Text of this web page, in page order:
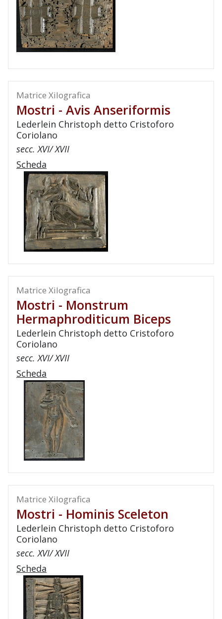
Matrice Xilografica
Mostri - Avis Anseriformis
Lederlein Christoph detto Cristoforo
Coriolano
secc. XVI/ XVII
Scheda
Matrice Xilografica
Mostri - Monstrum
Hermaphroditicum Biceps
Lederlein Christoph detto Cristoforo
Coriolano
secc. XVI/ XVII
Scheda
Matrice Xilografica
Mostri - Hominis Sceleton
Lederlein Christoph detto Cristoforo
Coriolano
secc. XVI/ XVII
Scheda